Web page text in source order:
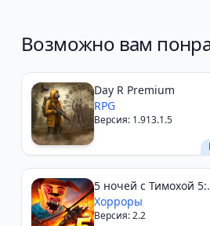
Возможно вам
Day R Premium
RPG
Версия: 1.913.1.5
5 ночей с Тимохой 5:
ОСТРОВ
Хорроры
Версия: 2.2